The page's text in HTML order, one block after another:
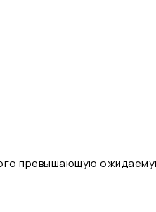
превышающую